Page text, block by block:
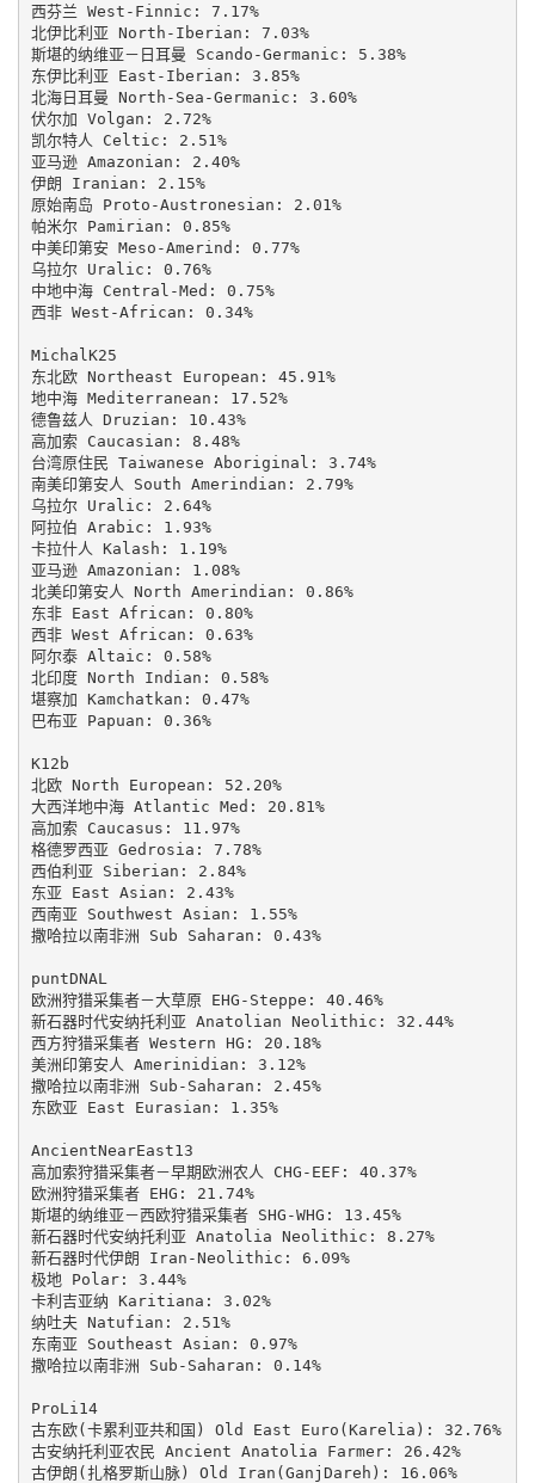
西芬兰 West-Finnic: 7.17%
北伊比利亚 North-Iberian: 7.03%
斯堪的纳维亚－日耳曼 Scando-Germanic: 5.38%
东伊比利亚 East-Iberian: 3.85%
北海日耳曼 North-Sea-Germanic: 3.60%
伏尔加 Volgan: 2.72%
凯尔特人 Celtic: 2.51%
亚马逊 Amazonian: 2.40%
伊朗 Iranian: 2.15%
原始南岛 Proto-Austronesian: 2.01%
帕米尔 Pamirian: 0.85%
中美印第安 Meso-Amerind: 0.77%
乌拉尔 Uralic: 0.76%
中地中海 Central-Med: 0.75%
西非 West-African: 0.34%
MichalK25
东北欧 Northeast European: 45.91%
地中海 Mediterranean: 17.52%
德鲁兹人 Druzian: 10.43%
高加索 Caucasian: 8.48%
台湾原住民 Taiwanese Aboriginal: 3.74%
南美印第安人 South Amerindian: 2.79%
乌拉尔 Uralic: 2.64%
阿拉伯 Arabic: 1.93%
卡拉什人 Kalash: 1.19%
亚马逊 Amazonian: 1.08%
北美印第安人 North Amerindian: 0.86%
东非 East African: 0.80%
西非 West African: 0.63%
阿尔泰 Altaic: 0.58%
北印度 North Indian: 0.58%
堪察加 Kamchatkan: 0.47%
巴布亚 Papuan: 0.36%
K12b
北欧 North European: 52.20%
大西洋地中海 Atlantic Med: 20.81%
高加索 Caucasus: 11.97%
格德罗西亚 Gedrosia: 7.78%
西伯利亚 Siberian: 2.84%
东亚 East Asian: 2.43%
西南亚 Southwest Asian: 1.55%
撒哈拉以南非洲 Sub Saharan: 0.43%
puntDNAL
欧洲狩猎采集者－大草原 EHG-Steppe: 40.46%
新石器时代安纳托利亚 Anatolian Neolithic: 32.44%
西方狩猎采集者 Western HG: 20.18%
美洲印第安人 Amerinidian: 3.12%
撒哈拉以南非洲 Sub-Saharan: 2.45%
东欧亚 East Eurasian: 1.35%
AncientNearEast13
高加索狩猎采集者－早期欧洲农人 CHG-EEF: 40.37%
欧洲狩猎采集者 EHG: 21.74%
斯堪的纳维亚－西欧狩猎采集者 SHG-WHG: 13.45%
新石器时代安纳托利亚 Anatolia Neolithic: 8.27%
新石器时代伊朗 Iran-Neolithic: 6.09%
极地 Polar: 3.44%
卡利吉亚纳 Karitiana: 3.02%
纳吐夫 Natufian: 2.51%
东南亚 Southeast Asian: 0.97%
撒哈拉以南非洲 Sub-Saharan: 0.14%
ProLi14
古东欧(卡累利亚共和国) Old East Euro(Karelia): 32.76%
古安纳托利亚农民 Ancient Anatolia Farmer: 26.42%
古伊朗(扎格罗斯山脉) Old Iran(GanjDareh): 16.06%